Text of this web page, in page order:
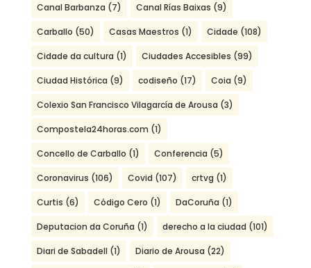
Canal Barbanza (7) Canal Rías Baixas (9)
Carballo (50) Casas Maestros (1) Cidade (108)
Cidade da cultura (1) Ciudades Accesibles (99)
Ciudad Histórica (9) codiseño (17) Coia (9)
Colexio San Francisco Vilagarcía de Arousa (3)
Compostela24horas.com (1)
Concello de Carballo (1) Conferencia (5)
Coronavirus (106) Covid (107) crtvg (1)
Curtis (6) Código Cero (1) DaCoruña (1)
Deputacion da Coruña (1) derecho a la ciudad (101)
Diari de Sabadell (1) Diario de Arousa (22)